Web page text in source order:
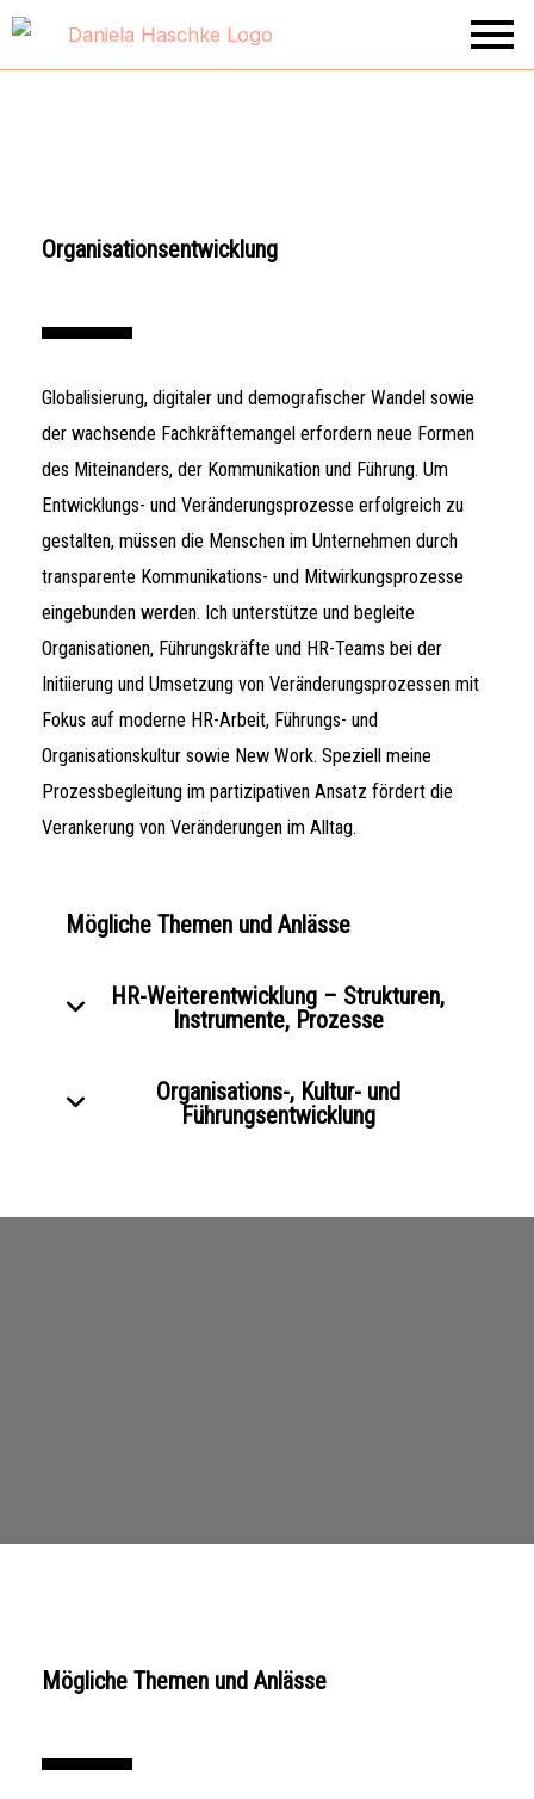
Zum
Organisationsentwicklung
Globalisierung, digitaler und demografischer Wandel sowie
der wachsende Fachkräftemangel erfordern neue Formen
des Miteinanders, der Kommunikation und Führung. Um
Entwicklungs- und Veränderungsprozesse erfolgreich zu
gestalten, müssen die Menschen im Unternehmen durch
transparente Kommunikations- und Mitwirkungsprozesse
eingebunden werden. Ich unterstütze und begleite
Organisationen, Führungskräfte und HR-Teams bei der
Initiierung und Umsetzung von Veränderungsprozessen mit
Fokus auf moderne HR-Arbeit, Führungs- und
Organisationskultur sowie New Work. Speziell meine
Prozessbegleitung im partizipativen Ansatz fördert die
Verankerung von Veränderungen im Alltag.
Mögliche Themen und Anlässe
HR-Weiterentwicklung – Strukturen,
Instrumente, Prozesse
Organisations-, Kultur- und
Führungsentwicklung
Mögliche Themen und Anlässe